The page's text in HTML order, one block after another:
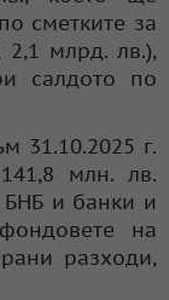
сметките за
млрд. лв.),
салдото по
31.10.2025 г.
млн. лв.
и банки и
на
разходи,